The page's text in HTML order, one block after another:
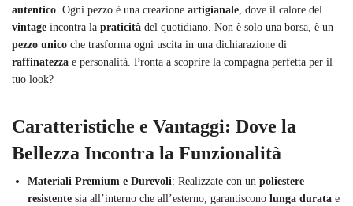
autentico. Ogni pezzo è una creazione artigianale, dove il calore del
vintage incontra la praticità del quotidiano. Non è solo una borsa, è un
pezzo unico che trasforma ogni uscita in una dichiarazione di
raffinatezza e personalità. Pronta a scoprire la compagna perfetta per il
tuo look?
Caratteristiche e Vantaggi: Dove la
Bellezza Incontra la Funzionalità
Materiali Premium e Durevoli: Realizzate con un poliestere
resistente sia all’interno che all’esterno, garantiscono lunga durata e